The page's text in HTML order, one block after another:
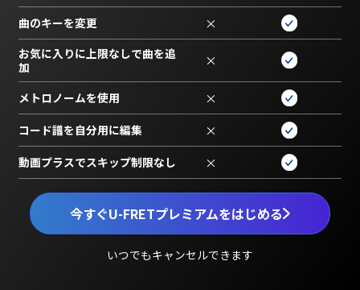
今すぐU-FRETプレミアムをはじめる
いつでもキャンセルできます
曲のキーを変更 ×
お気に入りに上限なしで曲を追
加
×
メトロノームを使用 ×
コード譜を自分用に編集 ×
動画プラスでスキップ制限なし ×